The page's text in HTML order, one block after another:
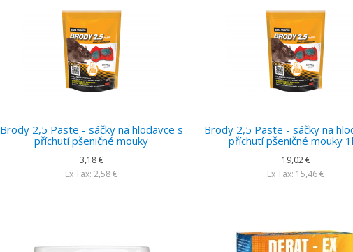
Brody 2,5 Paste - sáčky na hlodavce s
příchutí pšeničné mouky
3,18 €
Ex Tax: 2,58 €
Brody 2,5 Paste - sáčky na
příchutí pšeničné mouky
19,02 €
Ex Tax: 15,46 €